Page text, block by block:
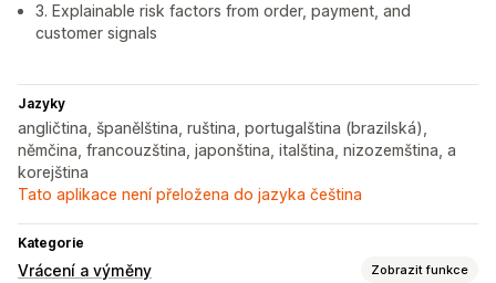
3. Explainable risk factors from order, payment, and
customer signals
Jazyky
angličtina, španělština, ruština, portugalština (brazilská),
němčina, francouzština, japonština, italština, nizozemština, a
korejština
Tato aplikace není přeložena do jazyka čeština
Kategorie
Vrácení a výměny Zobrazit funkce